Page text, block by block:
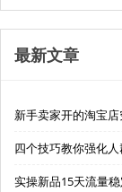
最新文章
新手卖家开的淘宝
四个技巧教你强化
实操新品15天流量